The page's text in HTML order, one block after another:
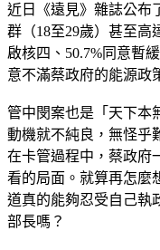
近日《遠見》雜誌公布
群（18至29歲）甚至高
啟核四、50.7%同意暫
意不滿蔡政府的能源政
管中閔案也是「天下本
動機就不純良，無怪乎
在卡管過程中，蔡政府
看的局面。就算再怎麼
道真的能夠忍受自己執
部長嗎？